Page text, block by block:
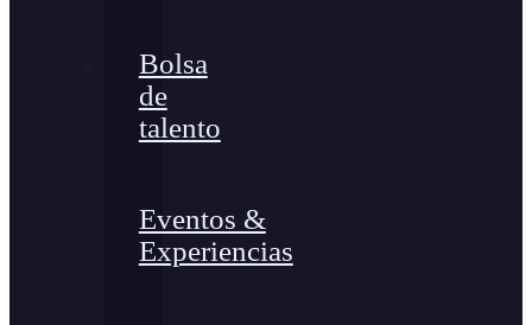
Bolsa
de
talento
Eventos &
Experiencias